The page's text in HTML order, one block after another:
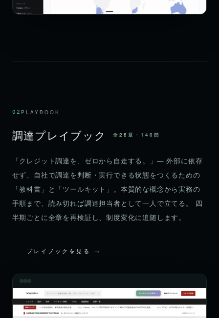
02 PLAYBOOK
調達プレイブック 全28章・140節
「クレジット調達を、ゼロから自走する。」— 外部に依存
せず、自社で調達を判断・実行できる状態をつくるための
「教科書」と「ツールキット」。本質的な概念から実務の
手順まで、読み切れば調達担当者として一人で立てる。 四
半期ごとに全章を再検証し、制度変化に追随します。
プレイブックを見る →